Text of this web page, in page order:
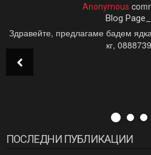
голямо количество, 17 лв./
ПОСЛЕДНИ ПУБЛИКАЦИИ